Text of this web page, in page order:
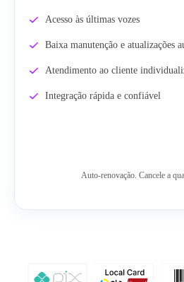
Acesso às últimas vozes
Baixa manutenção e atualizações
Atendimento ao cliente
Integração rápida e confiável
Auto-renovação. Cancele a